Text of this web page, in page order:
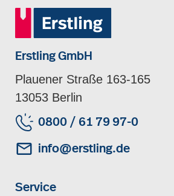
Erstling GmbH
Plauener Straße 163-165
13053 Berlin
0800 / 61 79 97-0
info@erstling.de
Service